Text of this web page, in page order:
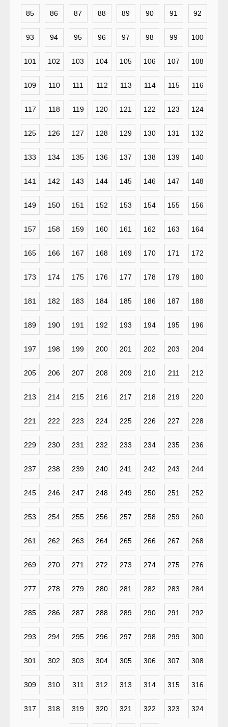
85 86 87 88 89 90 91 92
93 94 95 96 97 98 99 100
101 102 103 104 105 106 107 108
109 110 111 112 113 114 115 116
117 118 119 120 121 122 123 124
125 126 127 128 129 130 131 132
133 134 135 136 137 138 139 140
141 142 143 144 145 146 147 148
149 150 151 152 153 154 155 156
157 158 159 160 161 162 163 164
165 166 167 168 169 170 171 172
173 174 175 176 177 178 179 180
181 182 183 184 185 186 187 188
189 190 191 192 193 194 195 196
197 198 199 200 201 202 203 204
205 206 207 208 209 210 211 212
213 214 215 216 217 218 219 220
221 222 223 224 225 226 227 228
229 230 231 232 233 234 235 236
237 238 239 240 241 242 243 244
245 246 247 248 249 250 251 252
253 254 255 256 257 258 259 260
261 262 263 264 265 266 267 268
269 270 271 272 273 274 275 276
277 278 279 280 281 282 283 284
285 286 287 288 289 290 291 292
293 294 295 296 297 298 299 300
301 302 303 304 305 306 307 308
309 310 311 312 313 314 315 316
317 318 319 320 321 322 323 324